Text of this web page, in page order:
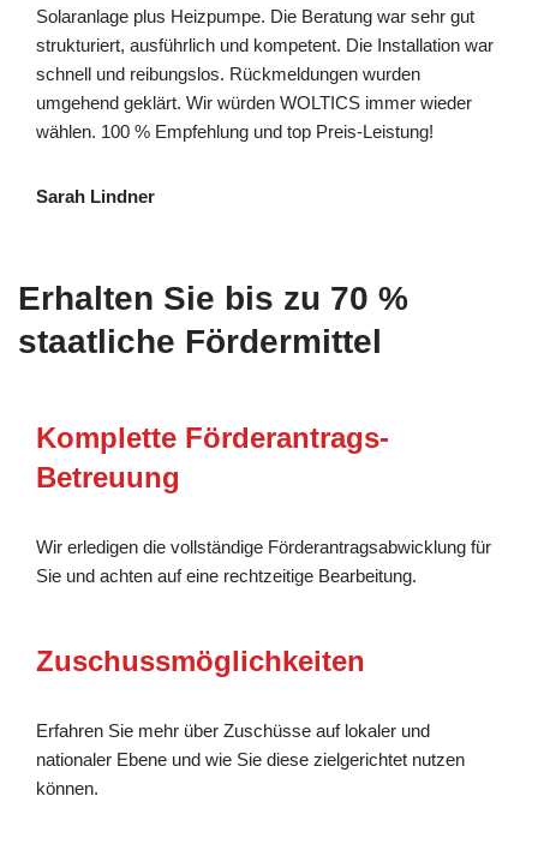
Solaranlage plus Heizpumpe. Die Beratung war sehr gut
strukturiert, ausführlich und kompetent. Die Installation war
schnell und reibungslos. Rückmeldungen wurden
umgehend geklärt. Wir würden WOLTICS immer wieder
wählen. 100 % Empfehlung und top Preis-Leistung!
Sarah Lindner
Erhalten Sie bis zu 70 %
staatliche Fördermittel
Komplette Förderantrags-
Betreuung
Wir erledigen die vollständige Förderantragsabwicklung für
Sie und achten auf eine rechtzeitige Bearbeitung.
Zuschussmöglichkeiten
Erfahren Sie mehr über Zuschüsse auf lokaler und
nationaler Ebene und wie Sie diese zielgerichtet nutzen
können.